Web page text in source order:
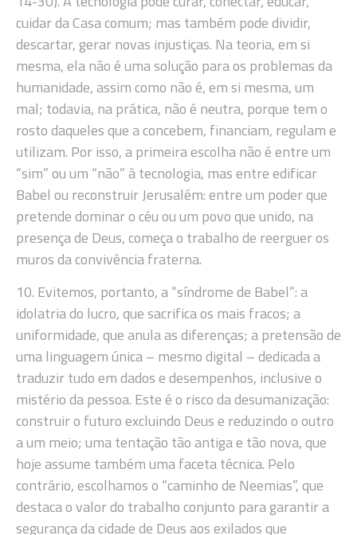
cuidar da Casa comum; mas também pode dividir,
descartar, gerar novas injustiças. Na teoria, em si
mesma, ela não é uma solução para os problemas da
humanidade, assim como não é, em si mesma, um
mal; todavia, na prática, não é neutra, porque tem o
rosto daqueles que a concebem, financiam, regulam e
utilizam. Por isso, a primeira escolha não é entre um
“sim” ou um “não” à tecnologia, mas entre edificar
Babel ou reconstruir Jerusalém: entre um poder que
pretende dominar o céu ou um povo que unido, na
presença de Deus, começa o trabalho de reerguer os
muros da convivência fraterna.
10. Evitemos, portanto, a “síndrome de Babel”: a
idolatria do lucro, que sacrifica os mais fracos; a
uniformidade, que anula as diferenças; a pretensão de
uma linguagem única – mesmo digital – dedicada a
traduzir tudo em dados e desempenhos, inclusive o
mistério da pessoa. Este é o risco da desumanização:
construir o futuro excluindo Deus e reduzindo o outro
a um meio; uma tentação tão antiga e tão nova, que
hoje assume também uma faceta técnica. Pelo
contrário, escolhamos o “caminho de Neemias”, que
destaca o valor do trabalho conjunto para garantir a
segurança da cidade de Deus aos exilados que